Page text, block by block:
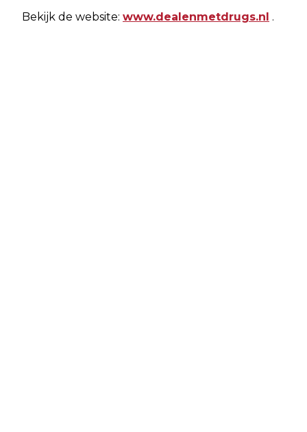
Bekijk de website: www.dealenmetdrugs.nl .